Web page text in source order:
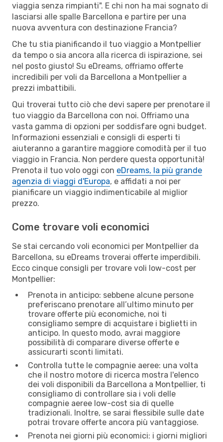
viaggia senza rimpianti". E chi non ha mai sognato di
lasciarsi alle spalle Barcellona e partire per una
nuova avventura con destinazione Francia?
Che tu stia pianificando il tuo viaggio a Montpellier
da tempo o sia ancora alla ricerca di ispirazione, sei
nel posto giusto! Su eDreams, offriamo offerte
incredibili per voli da Barcellona a Montpellier a
prezzi imbattibili.
Qui troverai tutto ciò che devi sapere per prenotare il
tuo viaggio da Barcellona con noi. Offriamo una
vasta gamma di opzioni per soddisfare ogni budget.
Informazioni essenziali e consigli di esperti ti
aiuteranno a garantire maggiore comodità per il tuo
viaggio in Francia. Non perdere questa opportunità!
Prenota il tuo volo oggi con eDreams, la più grande
agenzia di viaggi d'Europa, e affidati a noi per
pianificare un viaggio indimenticabile al miglior
prezzo.
Come trovare voli economici
Se stai cercando voli economici per Montpellier da
Barcellona, su eDreams troverai offerte imperdibili.
Ecco cinque consigli per trovare voli low-cost per
Montpellier:
Prenota in anticipo: sebbene alcune persone
preferiscano prenotare all’ultimo minuto per
trovare offerte più economiche, noi ti
consigliamo sempre di acquistare i biglietti in
anticipo. In questo modo, avrai maggiore
possibilità di comparare diverse offerte e
assicurarti sconti limitati.
Controlla tutte le compagnie aeree: una volta
che il nostro motore di ricerca mostra l'elenco
dei voli disponibili da Barcellona a Montpellier, ti
consigliamo di controllare sia i voli delle
compagnie aeree low-cost sia di quelle
tradizionali. Inoltre, se sarai flessibile sulle date
potrai trovare offerte ancora più vantaggiose.
Prenota nei giorni più economici: i giorni migliori